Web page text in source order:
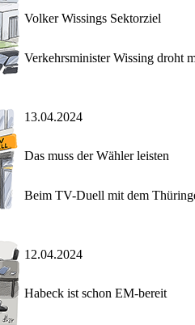
Volker Wissings Sektorziel
Verkehrsminister Wissing droht
13.04.2024
Das muss der Wähler leisten
Beim TV-Duell mit dem
12.04.2024
Habeck ist schon EM-bereit